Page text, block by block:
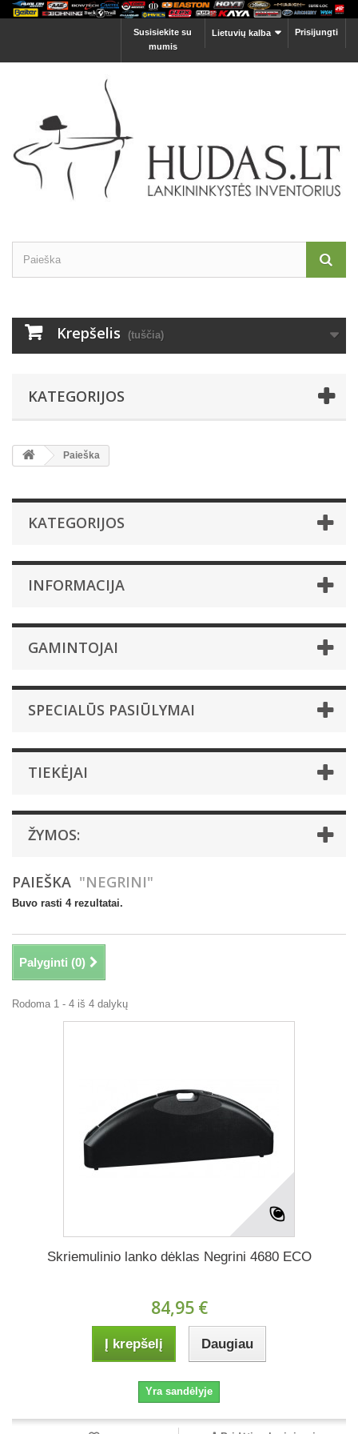
Prisijungti
Lietuvių kalba
Susisiekite su
mumis
Krepšelis (tuščia)
KATEGORIJOS
Paieška
KATEGORIJOS
INFORMACIJA
GAMINTOJAI
SPECIALŪS PASIŪLYMAI
TIEKĖJAI
ŽYMOS:
PAIEŠKA "NEGRINI"
Buvo rasti 4 rezultatai.
Palyginti (0)
Rodoma 1 - 4 iš 4 dalykų
Skriemulinio lanko dėklas Negrini 4680 ECO
84,95 €
Į krepšelį Daugiau
Yra sandėlyje